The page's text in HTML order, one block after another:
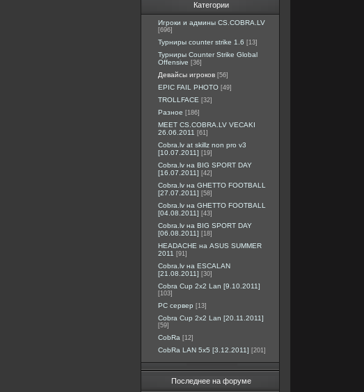
Категории
Игроки и админы CS.COBRA.LV
[696]
Турниры counter strike 1.6 [13]
Турниры Counter Strike Global
Offensive [36]
Девайсы игроков [56]
EPIC FAIL PHOTO [49]
TROLLFACE [32]
Разное [186]
MEET CS.COBRA.LV VECAKI
26.06.2011 [61]
Cobra.lv at skillz non pro v3
[10.07.2011] [19]
Cobra.lv на BIG SPORT DAY
[16.07.2011] [42]
Cobra.lv на GHETTO FOOTBALL
[27.07.2011] [58]
Cobra.lv на GHETTO FOOTBALL
[04.08.2011] [43]
Cobra.lv на BIG SPORT DAY
[06.08.2011] [18]
HEADACHE на ASUS SUMMER
2011 [91]
Cobra.lv на ESCALAN
[21.08.2011] [30]
Cobra Cup 2x2 Lan [9.10.2011]
[103]
PC сервер [13]
Cobra Cup 2x2 Lan [20.11.2011]
[59]
CobRa [12]
CobRa LAN 5x5 [3.12.2011] [201]
Последнее на форуме